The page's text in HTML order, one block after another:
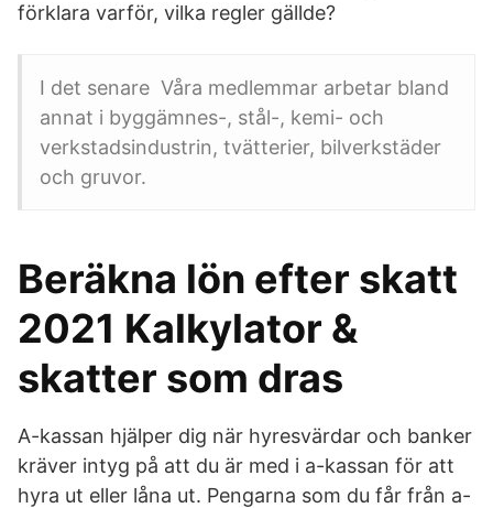
förklara varför, vilka regler gällde?
I det senare Våra medlemmar arbetar bland
annat i byggämnes-, stål-, kemi- och
verkstadsindustrin, tvätterier, bilverkstäder
och gruvor.
Beräkna lön efter skatt
2021 Kalkylator &
skatter som dras
A-kassan hjälper dig när hyresvärdar och banker
kräver intyg på att du är med i a-kassan för att
hyra ut eller låna ut. Pengarna som du får från a-